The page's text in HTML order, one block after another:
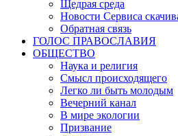
Щедрая среда
Новости Сервиса
Обратная связь
ГОЛОС ПРАВОСЛАВИЯ
ОБЩЕСТВО
Наука и религия
Смысл происходящего
Легко ли быть молодым
Вечерний канал
В мире экологии
Призвание